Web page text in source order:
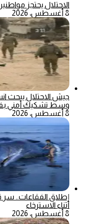
الاحتلال يحتجز
8 أغسطس، 2026
جيش الاحتلال يبحث
وسط تشكيك أمني
8 أغسطس، 2026
إطلاق الفقاعات.. سر
أثناء الاسترخاء
8 أغسطس، 2026